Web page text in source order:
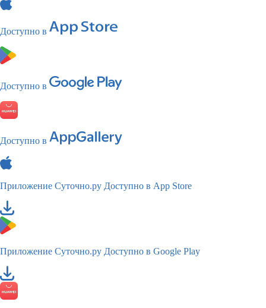
Доступно в
Доступно в
Доступно в
Приложение Суточно.ру Доступно в App Store
Приложение Суточно.ру Доступно в Google Play